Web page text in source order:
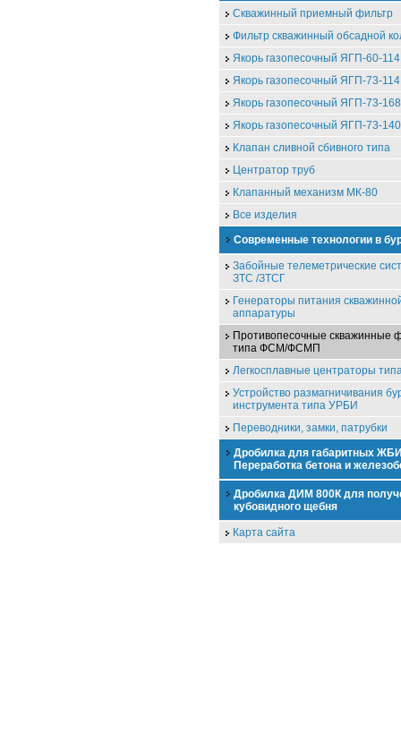
Скважинный приемный фильтр
Фильтр скважинный обсадной
Якорь газопесочный ЯГП-60-
Якорь газопесочный ЯГП-73-114
Якорь газопесочный ЯГП-73-168
Якорь газопесочный ЯГП-73-140
Клапан сливной сбивного типа
Центратор труб
Клапанный механизм МК-80
Все изделия
Современные технологии в
Забойные телеметрические
ЗТС /ЗТСГ
Генераторы питания
аппаратуры
Противопесочные скважинные
типа ФСМ/ФСМП
Легкосплавные центраторы
Устройство размагничивания
инструмента типа УРБИ
Переводники, замки, патрубки
Дробилка для габаритных
Переработка бетона и
Дробилка ДИМ 800К для
кубовидного щебня
Карта сайта